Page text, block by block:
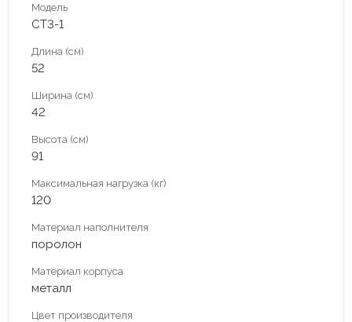
Модель
СТ3-1
Длина (см)
52
Ширина (см)
42
Высота (см)
91
Максимальная нагрузка (кг)
120
Материал наполнителя
поролон
Материал корпуса
металл
Цвет производителя